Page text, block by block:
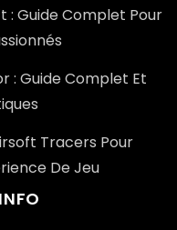
: Guide Complet Pour
: Guide Complet Et
Tracers Pour
De Jeu